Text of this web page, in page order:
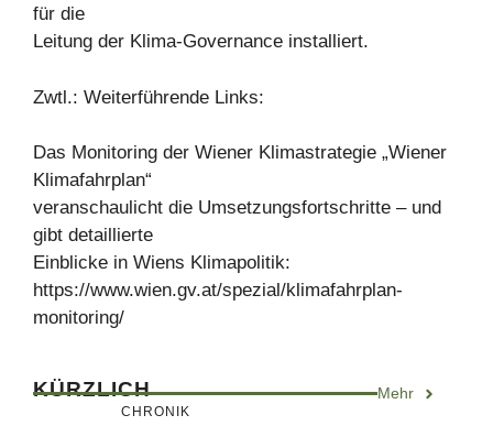
für die
Leitung der Klima-Governance installiert.
Zwtl.: Weiterführende Links:
Das Monitoring der Wiener Klimastrategie „Wiener
Klimafahrplan“
veranschaulicht die Umsetzungsfortschritte – und
gibt detaillierte
Einblicke in Wiens Klimapolitik:
https://www.wien.gv.at/spezial/klimafahrplan-
monitoring/
KÜRZLICH Mehr
CHRONIK